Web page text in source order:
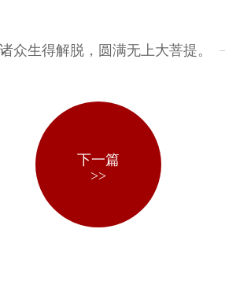
众生得解脱，圆满无上大菩提。
下一篇
>>